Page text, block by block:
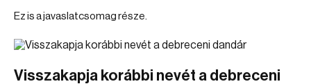
Ez is a javaslatcsomag része.
Visszakapja korábbi nevét a debreceni